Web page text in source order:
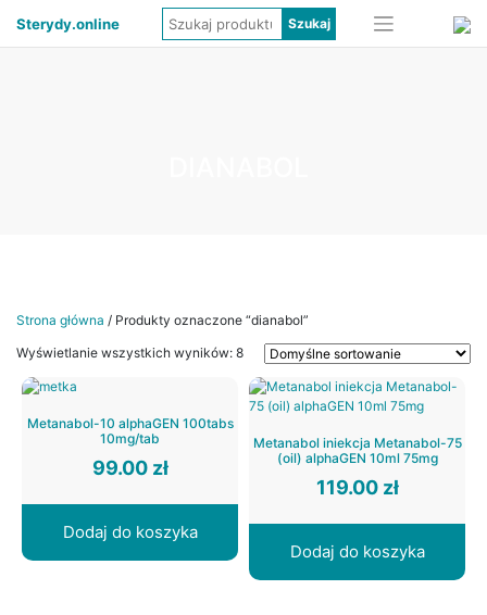
Sterydy.online
Strona główna / Produkty oznaczone “dianabol”
Wyświetlanie wszystkich wyników: 8
Metanabol-10 alphaGEN 100tabs
10mg/tab
99.00 zł
Dodaj do koszyka
Metanabol iniekcja Metanabol-75
(oil) alphaGEN 10ml 75mg
119.00 zł
Dodaj do koszyka